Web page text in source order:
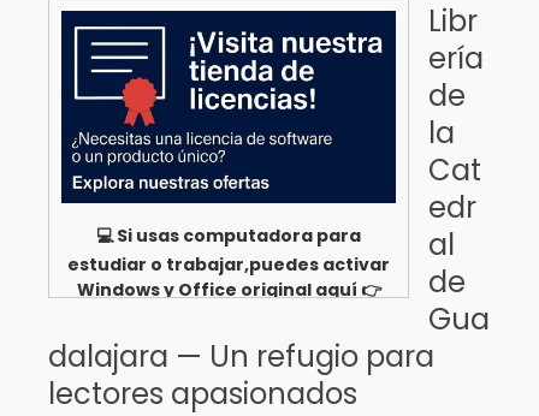
💻 Si usas computadora para
estudiar o trabajar,puedes activar
Windows y Office original aquí 👉
Libr
ería
de
la
Cat
edr
al
de
Gua
dalajara — Un refugio para
lectores apasionados